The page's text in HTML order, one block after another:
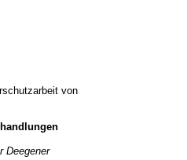
von
Deegener